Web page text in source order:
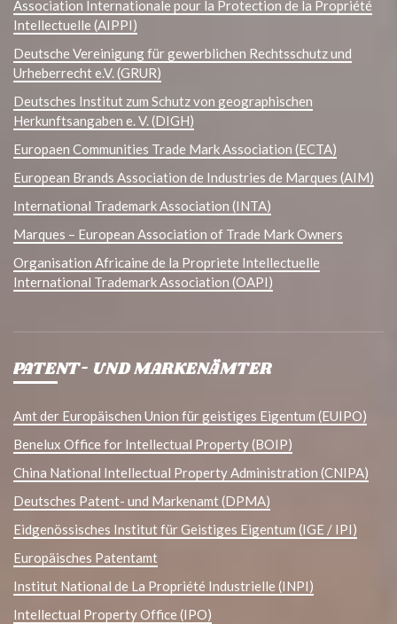
Association Internationale pour la Protection de la Propriété
Intellectuelle (AIPPI)
Deutsche Vereinigung für gewerblichen Rechtsschutz und
Urheberrecht e.V. (GRUR)
Deutsches Institut zum Schutz von geographischen
Herkunftsangaben e. V. (DIGH)
Europaen Communities Trade Mark Association (ECTA)
European Brands Association de Industries de Marques (AIM)
International Trademark Association (INTA)
Marques – European Association of Trade Mark Owners
Organisation Africaine de la Propriete Intellectuelle
International Trademark Association (OAPI)
PATENT- UND MARKENÄMTER
Amt der Europäischen Union für geistiges Eigentum (EUIPO)
Benelux Office for Intellectual Property (BOIP)
China National Intellectual Property Administration (CNIPA)
Deutsches Patent- und Markenamt (DPMA)
Eidgenössisches Institut für Geistiges Eigentum (IGE / IPI)
Europäisches Patentamt
Institut National de La Propriété Industrielle (INPI)
Intellectual Property Office (IPO)